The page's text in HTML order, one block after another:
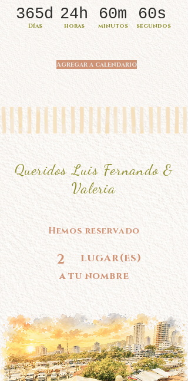
Días horas minutos segundos
365d 24h 60m 60s
Agregar a calendario
Queridos Luis Fernando &
Valeria
Hemos reservado
2 lugar(es)
a tu nombre